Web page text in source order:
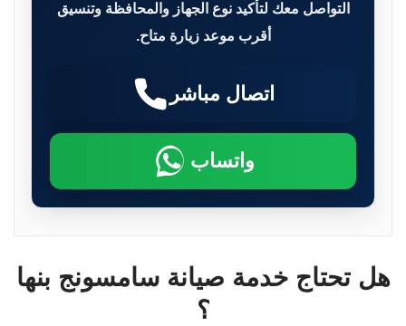
التواصل معك لتأكيد نوع الجهاز والمحافظة وتنسيق
أقرب موعد زيارة متاح.
اتصال مباشر
واتساب
هل تحتاج خدمة صيانة سامسونج بنها
؟